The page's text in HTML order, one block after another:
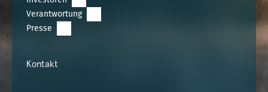
Verantwortung
Presse
Kontakt